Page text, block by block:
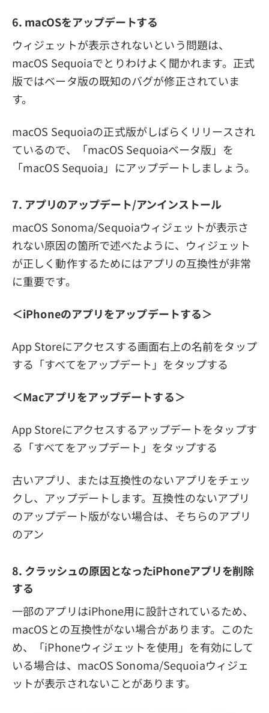
6. macOSをアップデートする
ウィジェットが表示されないという問題は、
macOS Sequoiaでとりわけよく聞かれます。正式
版ではベータ版の既知のバグが修正されていま
す。
macOS Sequoiaの正式版がしばらくリリースされ
ているので、「macOS Sequoiaベータ版」を
「macOS Sequoia」にアップデートしましょう。
7. アプリのアップデート/アンインストール
macOS Sonoma/Sequoiaウィジェットが表示さ
れない原因の箇所で述べたように、ウィジェット
が正しく動作するためにはアプリの互換性が非常
に重要です。
＜iPhoneのアプリをアップデートする＞
App Storeにアクセスする画面右上の名前をタップ
する「すべてをアップデート」をタップする
＜Macアプリをアップデートする＞
App Storeにアクセスするアップデートをタップす
る「すべてをアップデート」をタップする
古いアプリ、または互換性のないアプリをチェッ
クし、アップデートします。互換性のないアプリ
のアップデート版がない場合は、そちらのアプリ
のアン
8. クラッシュの原因となったiPhoneアプリを削除
する
一部のアプリはiPhone用に設計されているため、
macOSとの互換性がない場合があります。このた
め、「iPhoneウィジェットを使用」を有効にして
いる場合は、macOS Sonoma/Sequoiaウィジェ
ットが表示されないことがあります。